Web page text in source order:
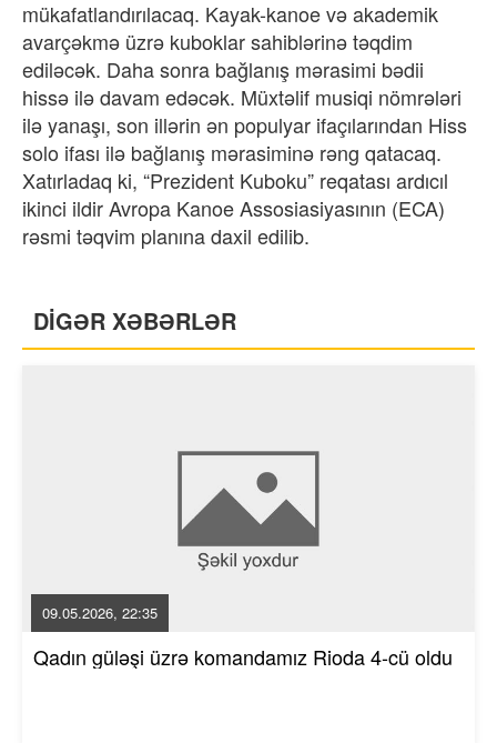
mükafatlandırılacaq. Kayak-kanoe və akademik
avarçəkmə üzrə kuboklar sahiblərinə təqdim
ediləcək. Daha sonra bağlanış mərasimi bədii
hissə ilə davam edəcək. Müxtəlif musiqi nömrələri
ilə yanaşı, son illərin ən populyar ifaçılarından Hiss
solo ifası ilə bağlanış mərasiminə rəng qatacaq.
Xatırladaq ki, “Prezident Kuboku” reqatası ardıcıl
ikinci ildir Avropa Kanoe Assosiasiyasının (ECA)
rəsmi təqvim planına daxil edilib.
DİGƏR XƏBƏRLƏR
09.05.2026, 22:35
Qadın güləşi üzrə komandamız Rioda 4-cü oldu